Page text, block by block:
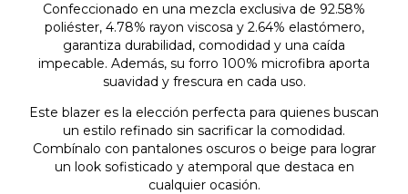
Confeccionado en una mezcla exclusiva de 92.58%
poliéster, 4.78% rayon viscosa y 2.64% elastómero,
garantiza durabilidad, comodidad y una caída
impecable. Además, su forro 100% microfibra aporta
suavidad y frescura en cada uso.
Este blazer es la elección perfecta para quienes buscan
un estilo refinado sin sacrificar la comodidad.
Combínalo con pantalones oscuros o beige para lograr
un look sofisticado y atemporal que destaca en
cualquier ocasión.